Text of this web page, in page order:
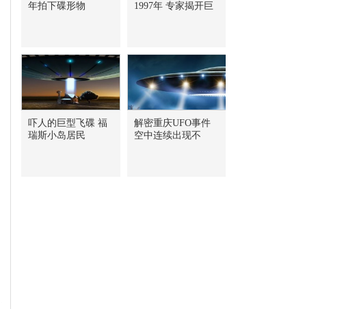
年拍下碟形物
1997年 专家揭开巨
吓人的巨型飞碟 福
瑞斯小岛居民
解密重庆UFO事件
空中连续出现不